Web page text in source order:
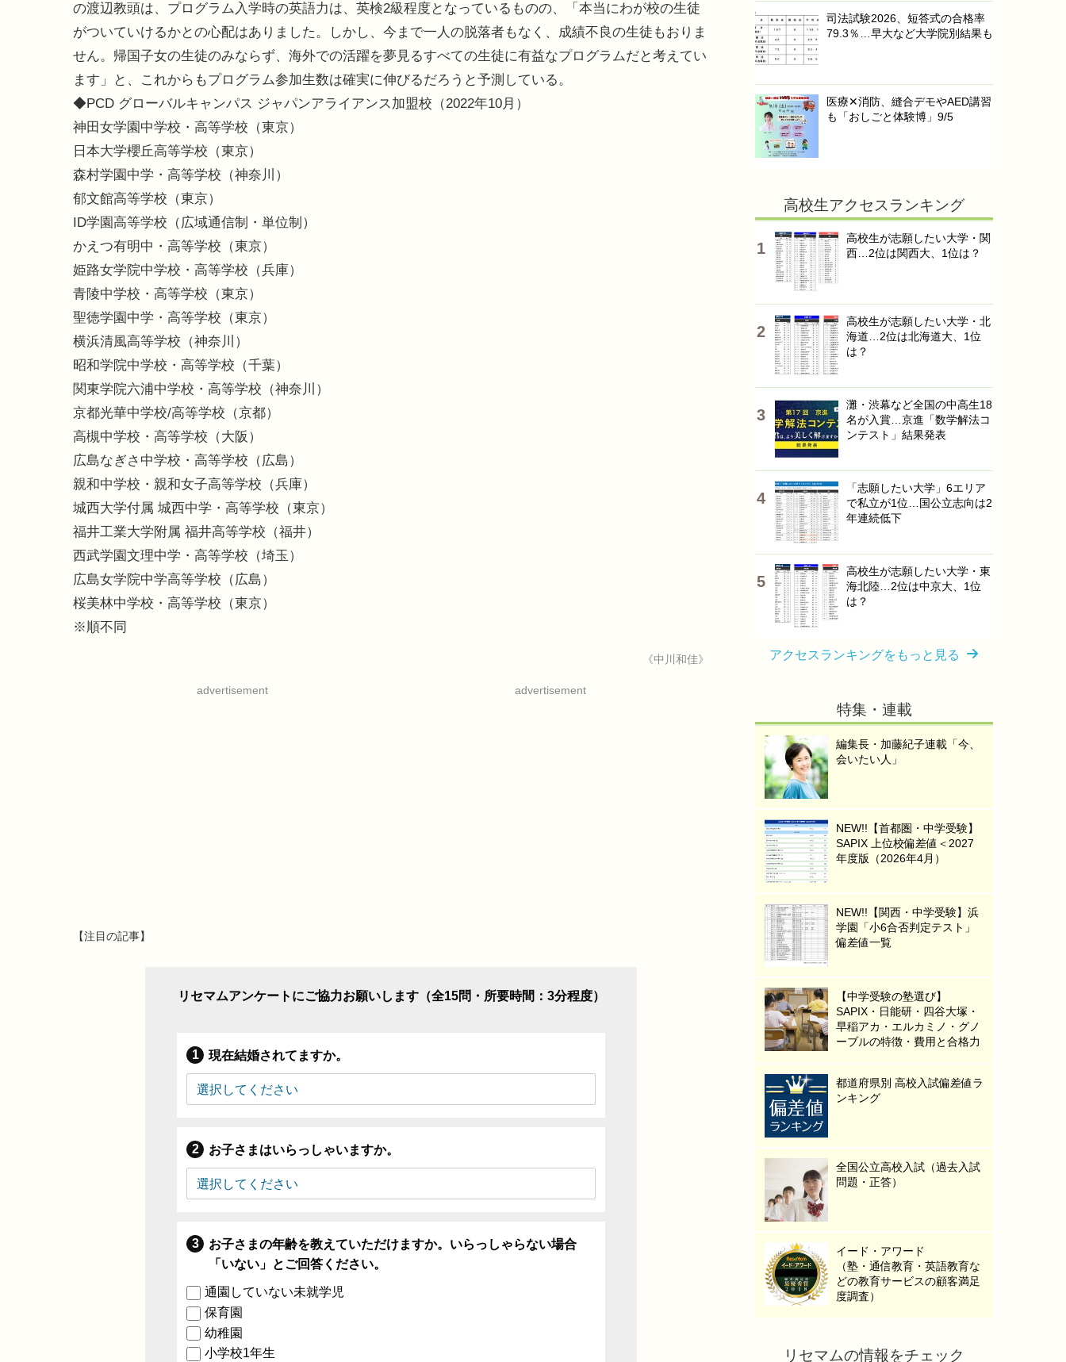
の渡辺教頭は、プログラム入学時の英語力は、英検2級程度となっているものの、「本当にわが校の生徒
がついていけるかとの心配はありました。しかし、今まで一人の脱落者もなく、成績不良の生徒もおりま
せん。帰国子女の生徒のみならず、海外での活躍を夢見るすべての生徒に有益なプログラムだと考えてい
ます」と、これからもプログラム参加生数は確実に伸びるだろうと予測している。
◆PCD グローバルキャンパス ジャパンアライアンス加盟校（2022年10月）
神田女学園中学校・高等学校（東京）
日本大学櫻丘高等学校（東京）
森村学園中学・高等学校（神奈川）
郁文館高等学校（東京）
ID学園高等学校（広域通信制・単位制）
かえつ有明中・高等学校（東京）
姫路女学院中学校・高等学校（兵庫）
青陵中学校・高等学校（東京）
聖徳学園中学・高等学校（東京）
横浜清風高等学校（神奈川）
昭和学院中学校・高等学校（千葉）
関東学院六浦中学校・高等学校（神奈川）
京都光華中学校/高等学校（京都）
高槻中学校・高等学校（大阪）
広島なぎさ中学校・高等学校（広島）
親和中学校・親和女子高等学校（兵庫）
城西大学付属 城西中学・高等学校（東京）
福井工業大学附属 福井高等学校（福井）
西武学園文理中学・高等学校（埼玉）
広島女学院中学高等学校（広島）
桜美林中学校・高等学校（東京）
※順不同
《中川和佳》
advertisement advertisement
【注目の記事】
リセマムアンケートにご協力お願いします（全15問・所要時間：3分程度）
現在結婚されてますか。
お子さまはいらっしゃいますか。
お子さまの年齢を教えていただけますか。いらっしゃらない場合
「いない」とご回答ください。
通園していない未就学児
保育園
幼稚園
小学校1年生
司法試験2026、短答式の合格率
79.3％…早大など大学院別結果も
医療✕消防、縫合デモやAED講習
も「おしごと体験博」9/5
高校生アクセスランキング
高校生が志願したい大学・関
西…2位は関西大、1位は？
高校生が志願したい大学・北
海道…2位は北海道大、1位
は？
灘・渋幕など全国の中高生18
名が入賞…京進「数学解法コ
ンテスト」結果発表
「志願したい大学」6エリア
で私立が1位…国公立志向は2
年連続低下
高校生が志願したい大学・東
海北陸…2位は中京大、1位
は？
アクセスランキングをもっと見る
特集・連載
編集長・加藤紀子連載「今、
会いたい人」
NEW!!【首都圏・中学受験】
SAPIX 上位校偏差値＜2027
年度版（2026年4月）
NEW!!【関西・中学受験】浜
学園「小6合否判定テスト」
偏差値一覧
【中学受験の塾選び】
SAPIX・日能研・四谷大塚・
早稲アカ・エルカミノ・グノ
ーブルの特徴・費用と合格力
都道府県別 高校入試偏差値ラ
ンキング
全国公立高校入試（過去入試
問題・正答）
イード・アワード
（塾・通信教育・英語教育な
どの教育サービスの顧客満足
度調査）
リセマムの情報をチェック